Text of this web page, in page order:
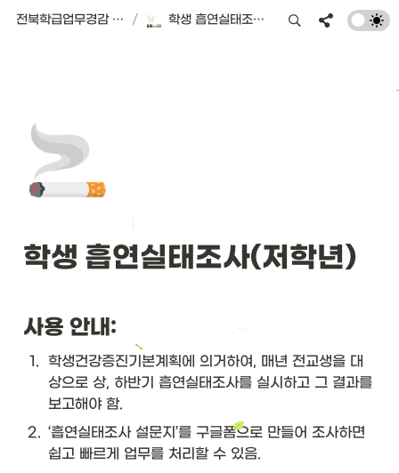
전북학급업무경감 플랫폼 | 서식편의점 / 학생 흡연실태조사(저학년)
🚬
학생 흡연실태조사(저학년)
사용 안내:
1. 학생건강증진기본계획에 의거하여, 매년 전교생을 대
상으로 상, 하반기 흡연실태조사를 실시하고 그 결과를
보고해야 함.
2. ‘흡연실태조사 설문지’를 구글폼으로 만들어 조사하면
쉽고 빠르게 업무를 처리할 수 있음.